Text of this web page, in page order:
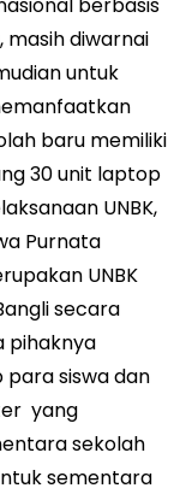
masih diwarnai
untuk
baru memiliki
30 unit laptop
UNBK,
Purnata
UNBK
secara
pihaknya
siswa dan
yang
sekolah
sementara